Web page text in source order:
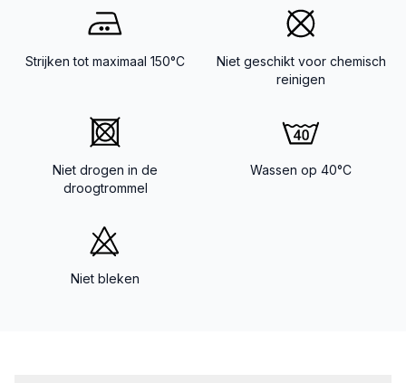
Strijken tot maximaal 150°C
Niet geschikt voor chemisch
reinigen
Niet drogen in de
droogtrommel
Wassen op 40°C
Niet bleken